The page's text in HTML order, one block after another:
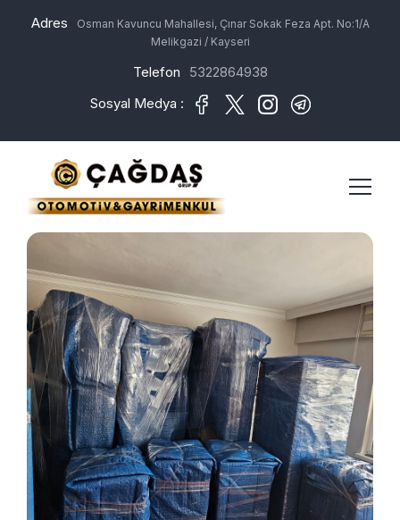
Adres
Osman Kavuncu Mahallesi, Çınar Sokak Feza Apt. No:1/A
Melikgazi / Kayseri
Telefon
5322864938
Sosyal Medya :